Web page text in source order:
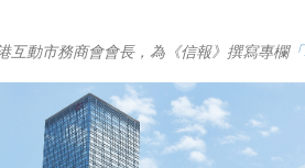
互動市務商會會長，為《信報》撰寫專欄
成為 EJ Tech